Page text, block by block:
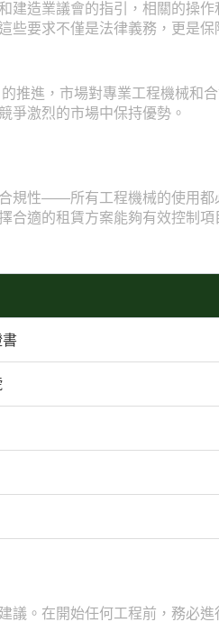
建造業議會的指引，相關的操作
些要求不僅是法律義務，更是保
推進，市場對專業工程機械和
爭激烈的市場中保持優勢。
規性——所有工程機械的使用都
合適的租賃方案能夠有效控制項
議。在開始任何工程前，務必進